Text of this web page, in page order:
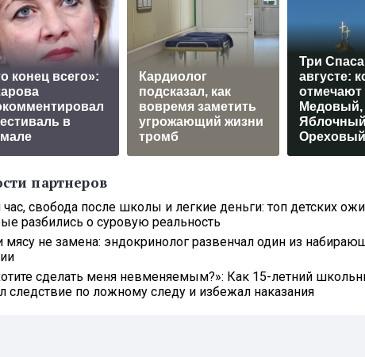
конец всего»:
в
Кардиолог
подсказал, как
вовремя заметить
угрожающий жизни
тромб
Три
августе:
отмечают
Медовый,
Ореховый
партнеров
час, свобода после школы и легкие деньги: топ детских
разбились о суровую реальность
мясу не замена: эндокринолог развенчал один из
сделать меня невменяемым?»: Как 15-летний
следствие по ложному следу и избежал наказания